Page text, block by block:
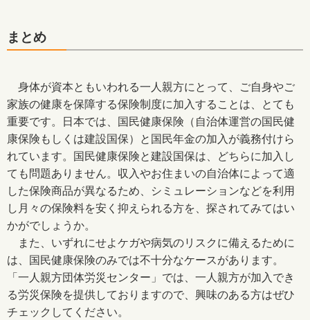
まとめ
身体が資本ともいわれる一人親方にとって、ご自身やご
家族の健康を保障する保険制度に加入することは、とても
重要です。日本では、国民健康保険（自治体運営の国民健
康保険もしくは建設国保）と国民年金の加入が義務付けら
れています。国民健康保険と建設国保は、どちらに加入し
ても問題ありません。収入やお住まいの自治体によって適
した保険商品が異なるため、シミュレーションなどを利用
し月々の保険料を安く抑えられる方を、探されてみてはい
かがでしょうか。
また、いずれにせよケガや病気のリスクに備えるために
は、国民健康保険のみでは不十分なケースがあります。
「一人親方団体労災センター」では、一人親方が加入でき
る労災保険を提供しておりますので、興味のある方はぜひ
チェックしてください。